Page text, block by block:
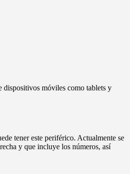
dispositivos móviles como tablets y
tener este periférico. Actualmente se
y que incluye los números, así